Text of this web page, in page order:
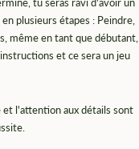
tu seras ravi d'avoir un
plusieurs étapes : Peindre,
même en tant que débutant,
et ce sera un jeu
l'attention aux détails sont